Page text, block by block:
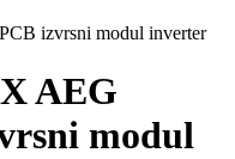
izvrsni modul inverter
AEG
modul